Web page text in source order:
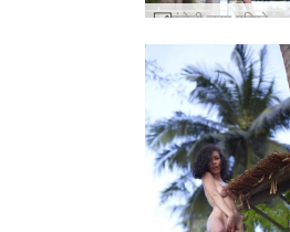
एंजेली चरम परिप्रेक्ष्य #29